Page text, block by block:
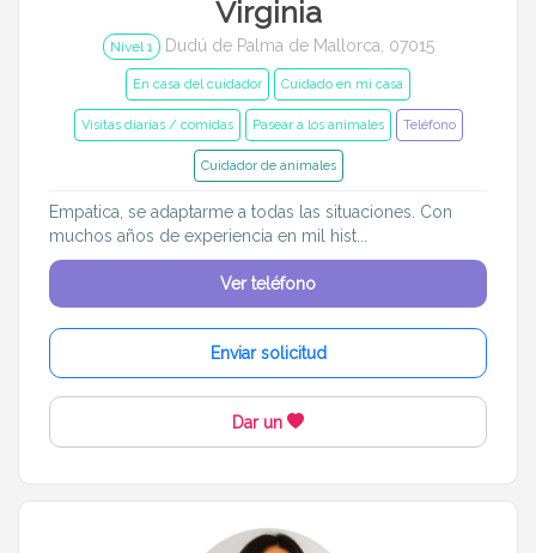
Virginia
Nivel 1 Dudú de Palma de Mallorca, 07015
En casa del cuidador Cuidado en mi casa
Visitas diarias / comidas Pasear a los animales Teléfono
Cuidador de animales
Empatica, se adaptarme a todas las situaciones. Con
muchos años de experiencia en mil hist...
Ver teléfono
Enviar solicitud
Dar un